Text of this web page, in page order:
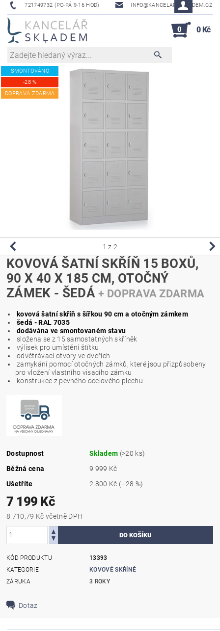
721749732 (PO-PÁ 9-16 HOD) INFO@KANCELAR-SKLADEM.CZ
0 0 Kč
SMONTOVÁNO
-28 %
DOPRAVA ZDARMA
1 z 2
KOVOVÁ ŠATNÍ SKŘÍŇ 15 BOXŮ,
90 X 40 X 185 CM, OTOČNÝ
ZÁMEK - ŠEDÁ+ DOPRAVA ZDARMA
kovová šatní skříň s šířkou 90 cm a otočným zámkem
šedá - RAL 7035
dodávána ve smontovaném stavu
složena se z 15 samostatných skříněk
výlisek pro umístění štítku
odvětrávací otvory ve dveřích
zamykání pomocí otočných zámků, které jsou přizpůsobeny
pro vložení vlastního visacího zámku
konstrukce z pevného ocelového plechu
Dostupnost Skladem (>20 ks)
Běžná cena
9 999 Kč
Ušetříte
2 800 Kč (–28 %)
7 199 Kč
8 710,79 Kč včetně DPH
KÓD PRODUKTU
13393
KATEGORIE
KOVOVÉ SKŘÍNĚ
ZÁRUKA
3 ROKY
Dotaz